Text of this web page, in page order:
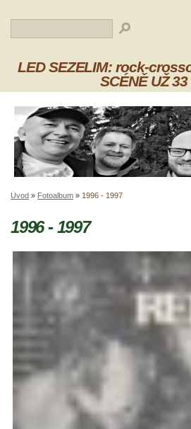
LED SEZELIM: rock-
SCÉNĚ UŽ
Úvod » Fotoalbum » 1996 - 1997
1996 - 1997